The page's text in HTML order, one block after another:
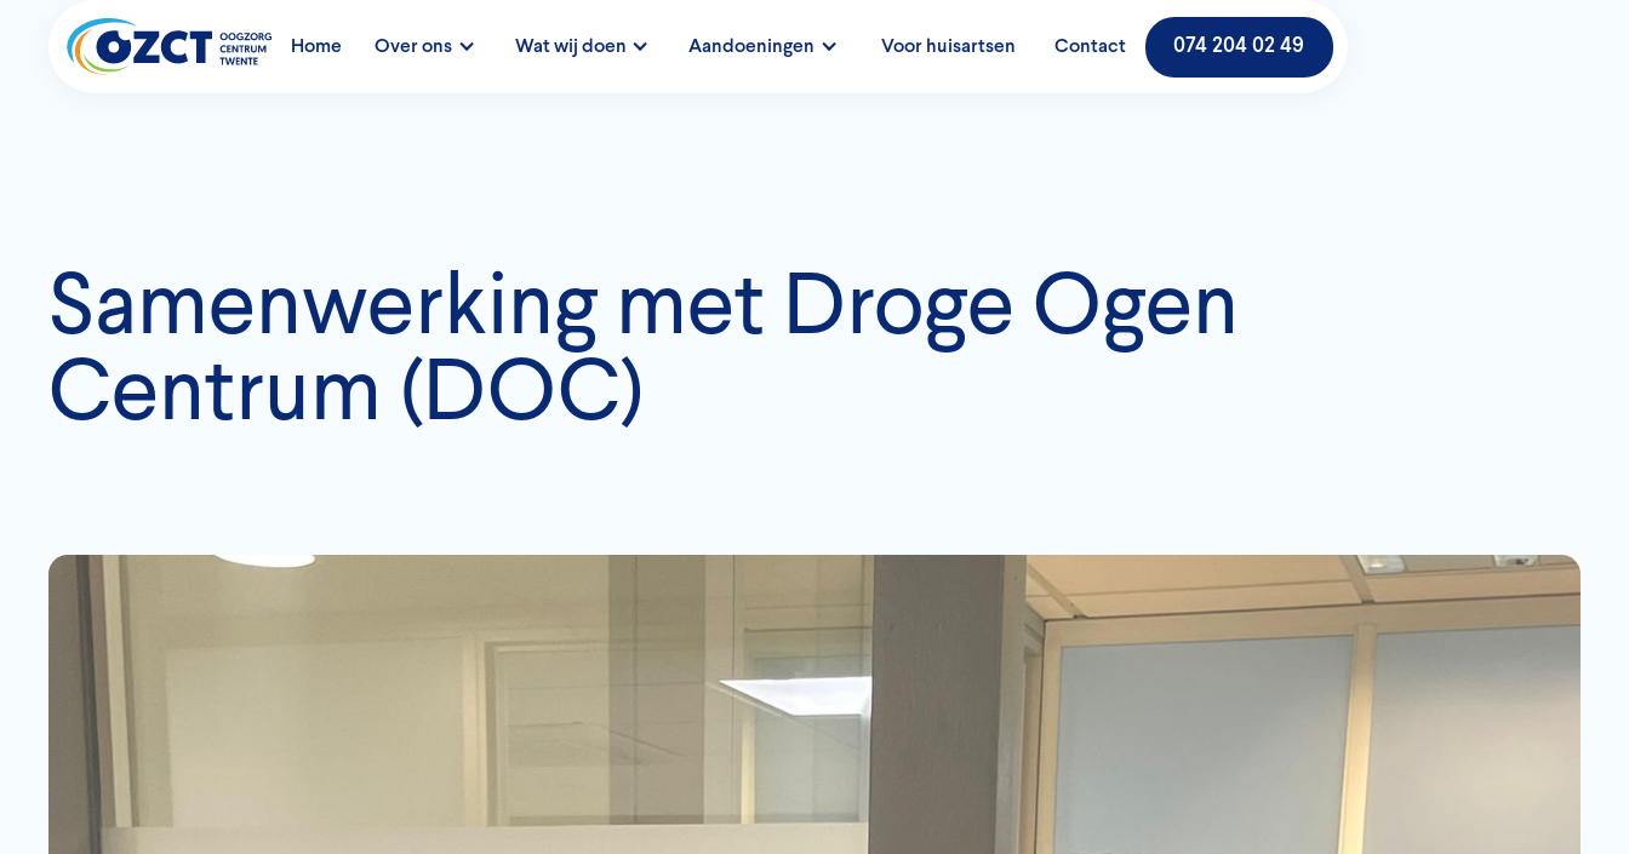
Home Over ons Wat wij doen Aandoeningen Voor huisartsen Contact 074 204 02 49
Samenwerking met Droge Ogen
Centrum (DOC)